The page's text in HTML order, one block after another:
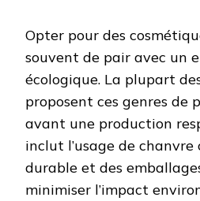
Opter pour des
souvent de pair avec un
écologique. La plupart
proposent ces genres de
avant une production
inclut l’usage de
durable et des
minimiser l’impact